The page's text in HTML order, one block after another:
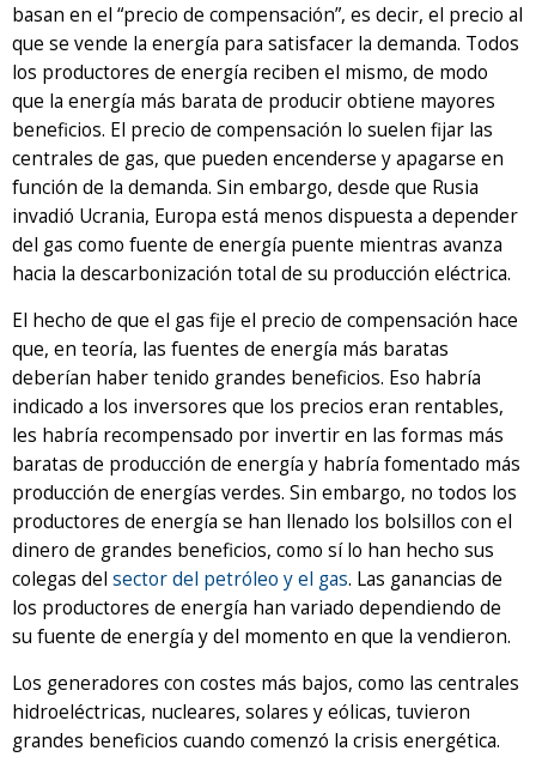
basan en el “precio de compensación”, es decir, el precio al
que se vende la energía para satisfacer la demanda. Todos
los productores de energía reciben el mismo, de modo
que la energía más barata de producir obtiene mayores
beneficios. El precio de compensación lo suelen fijar las
centrales de gas, que pueden encenderse y apagarse en
función de la demanda. Sin embargo, desde que Rusia
invadió Ucrania, Europa está menos dispuesta a depender
del gas como fuente de energía puente mientras avanza
hacia la descarbonización total de su producción eléctrica.
El hecho de que el gas fije el precio de compensación hace
que, en teoría, las fuentes de energía más baratas
deberían haber tenido grandes beneficios. Eso habría
indicado a los inversores que los precios eran rentables,
les habría recompensado por invertir en las formas más
baratas de producción de energía y habría fomentado más
producción de energías verdes. Sin embargo, no todos los
productores de energía se han llenado los bolsillos con el
dinero de grandes beneficios, como sí lo han hecho sus
colegas del sector del petróleo y el gas. Las ganancias de
los productores de energía han variado dependiendo de
su fuente de energía y del momento en que la vendieron.
Los generadores con costes más bajos, como las centrales
hidroeléctricas, nucleares, solares y eólicas, tuvieron
grandes beneficios cuando comenzó la crisis energética.